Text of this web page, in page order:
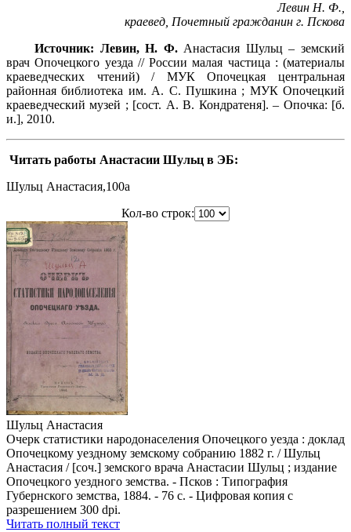
Левин Н. Ф.,
краевед, Почетный гражданин г. Пскова
Источник: Левин, Н. Ф. Анастасия Шульц – земский
врач Опочецкого уезда // России малая частица : (материалы
краеведческих чтений) / МУК Опочецкая центральная
районная библиотека им. А. С. Пушкина ; МУК Опочецкий
краеведческий музей ; [сост. А. В. Кондратеня]. – Опочка: [б.
и.], 2010.
Читать работы Анастасии Шульц в ЭБ:
Шульц Анастасия,100a
Кол-во строк:
Шульц Анастасия
Очерк статистики народонаселения Опочецкого уезда : доклад
Опочецкому уездному земскому собранию 1882 г. / Шульц
Анастасия / [соч.] земского врача Анастасии Шульц ; издание
Опочецкого уездного земства. - Псков : Типография
Губернского земства, 1884. - 76 с. - Цифровая копия с
разрешением 300 dpi.
Читать полный текст